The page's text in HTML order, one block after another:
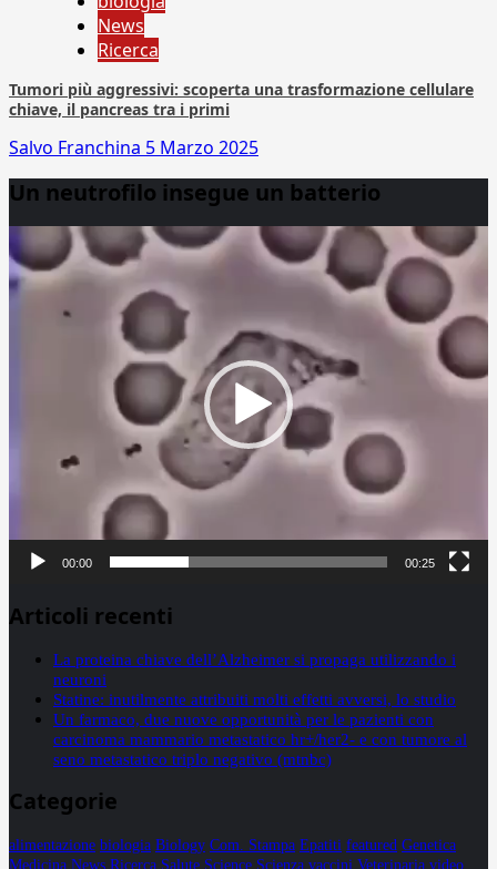
News
Ricerca
Tumori più aggressivi: scoperta una trasformazione cellulare
chiave, il pancreas tra i primi
Salvo Franchina 5 Marzo 2025
Un neutrofilo insegue un batterio
Player
00:00 00:25
Articoli recenti
La proteina chiave dell’Alzheimer si propaga utilizzando i
neuroni
Statine: inutilmente attribuiti molti effetti avversi, lo studio
Un farmaco, due nuove opportunità per le pazienti con
carcinoma mammario metastatico hr+/her2- e con tumore al
seno metastatico triplo negativo (mtnbc)
Categorie
alimentazione biologia Biology Com. Stampa Epatiti featured Genetica
Medicina News Ricerca Salute Science Scienza vaccini Veterinaria video